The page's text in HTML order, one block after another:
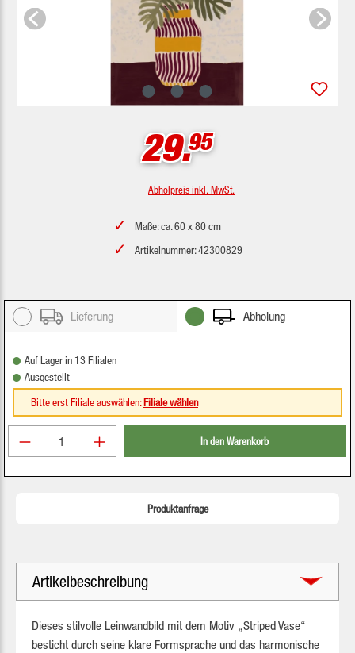
29.95
Abholpreis inkl. MwSt.
Maße: ca. 60 x 80 cm
Artikelnummer: 42300829
Lieferung Abholung
Auf Lager in 13 Filialen
Ausgestellt
Bitte erst Filiale auswählen:Filiale wählen
Produkt Anzahl: Gib den gewünschten Wert ein
In den Warenkorb
Produktanfrage
Artikelbeschreibung
Dieses stilvolle Leinwandbild mit dem Motiv „Striped Vase“
besticht durch seine klare Formsprache und das harmonische